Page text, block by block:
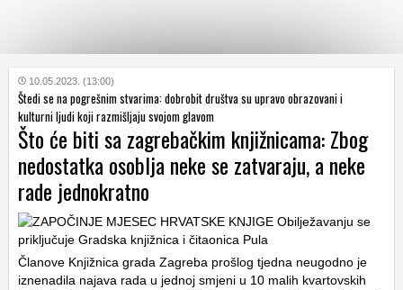
KATEGORIJE
HRVATSKI
WEB
10.05.2023. (13:00)
Štedi se na pogrešnim stvarima: dobrobit društva su upravo obrazovani i
kulturni ljudi koji razmišljaju svojom glavom
Što će biti sa zagrebačkim knjižnicama: Zbog
nedostatka osoblja neke se zatvaraju, a neke
rade jednokratno
Članove Knjižnica grada Zagreba prošlog tjedna neugodno je
iznenadila najava rada u jednoj smjeni u 10 malih kvartovskih